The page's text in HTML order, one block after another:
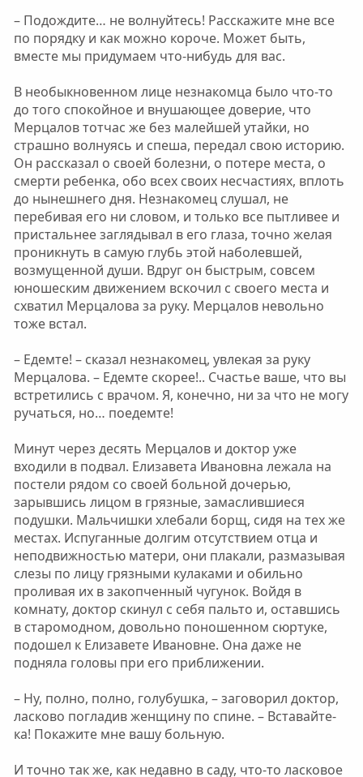
– Подождите… не волнуйтесь! Расскажите мне все
по порядку и как можно короче. Может быть,
вместе мы придумаем что-нибудь для вас.
В необыкновенном лице незнакомца было что-то
до того спокойное и внушающее доверие, что
Мерцалов тотчас же без малейшей утайки, но
страшно волнуясь и спеша, передал свою историю.
Он рассказал о своей болезни, о потере места, о
смерти ребенка, обо всех своих несчастиях, вплоть
до нынешнего дня. Незнакомец слушал, не
перебивая его ни словом, и только все пытливее и
пристальнее заглядывал в его глаза, точно желая
проникнуть в самую глубь этой наболевшей,
возмущенной души. Вдруг он быстрым, совсем
юношеским движением вскочил с своего места и
схватил Мерцалова за руку. Мерцалов невольно
тоже встал.
– Едемте! – сказал незнакомец, увлекая за руку
Мерцалова. – Едемте скорее!.. Счастье ваше, что вы
встретились с врачом. Я, конечно, ни за что не могу
ручаться, но… поедемте!
Минут через десять Мерцалов и доктор уже
входили в подвал. Елизавета Ивановна лежала на
постели рядом со своей больной дочерью,
зарывшись лицом в грязные, замаслившиеся
подушки. Мальчишки хлебали борщ, сидя на тех же
местах. Испуганные долгим отсутствием отца и
неподвижностью матери, они плакали, размазывая
слезы по лицу грязными кулаками и обильно
проливая их в закопченный чугунок. Войдя в
комнату, доктор скинул с себя пальто и, оставшись
в старомодном, довольно поношенном сюртуке,
подошел к Елизавете Ивановне. Она даже не
подняла головы при его приближении.
– Ну, полно, полно, голубушка, – заговорил доктор,
ласково погладив женщину по спине. – Вставайте-
ка! Покажите мне вашу больную.
И точно так же, как недавно в саду, что-то ласковое